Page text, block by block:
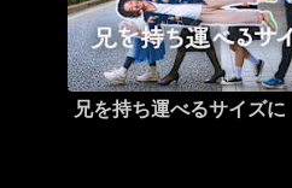
兄を持ち運べるサイズに